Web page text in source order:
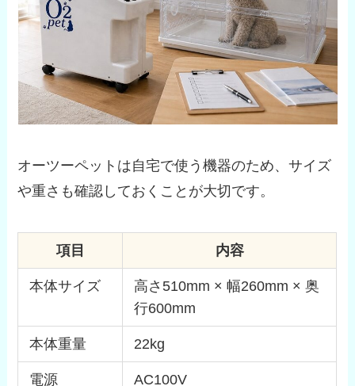
オーツーペットは自宅で使う機器のため、サイズ
や重さも確認しておくことが大切です。
項目 内容
本体サイズ
高さ510mm × 幅260mm × 奥
行600mm
本体重量 22kg
電源 AC100V